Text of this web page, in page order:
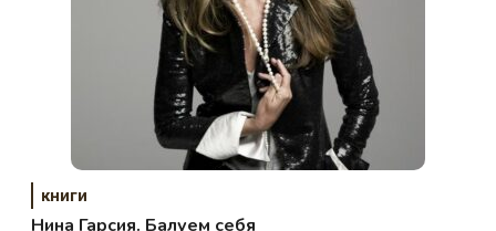
книги
Нина Гарсия. Балуем себя